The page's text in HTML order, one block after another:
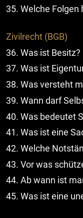
35. Welche
Zivilrecht (BGB)
36. Was ist Besitz?
37. Was ist
38. Was versteht
39. Wann darf
40. Was bedeutet
41. Was ist eine
42. Welche
43. Vor was
44. Ab wann ist
45. Was ist eine